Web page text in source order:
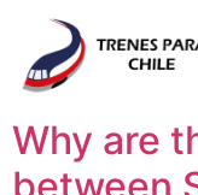
Why are